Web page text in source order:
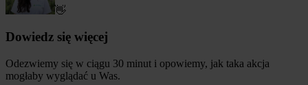
👋
Dowiedz się więcej
Odezwiemy się w ciągu 30 minut i opowiemy, jak taka akcja
mogłaby wyglądać u Was.